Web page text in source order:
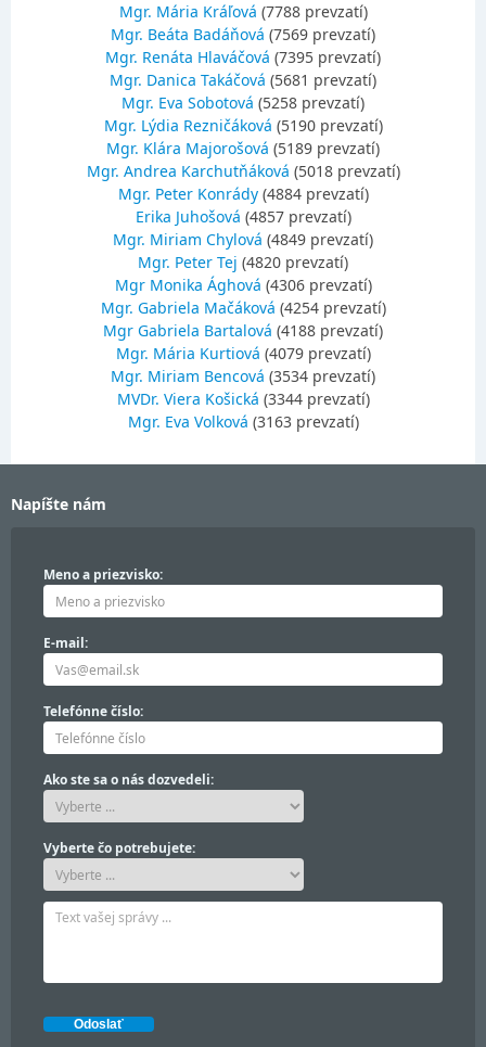
Mgr. Mária Kráľová (7788 prevzatí)
Mgr. Beáta Badáňová (7569 prevzatí)
Mgr. Renáta Hlaváčová (7395 prevzatí)
Mgr. Danica Takáčová (5681 prevzatí)
Mgr. Eva Sobotová (5258 prevzatí)
Mgr. Lýdia Rezničáková (5190 prevzatí)
Mgr. Klára Majorošová (5189 prevzatí)
Mgr. Andrea Karchutňáková (5018 prevzatí)
Mgr. Peter Konrády(4884 prevzatí)
Erika Juhošová (4857 prevzatí)
Mgr. Miriam Chylová (4849 prevzatí)
Mgr. Peter Tej (4820 prevzatí)
Mgr Monika Ághová (4306 prevzatí)
Mgr. Gabriela Mačáková (4254 prevzatí)
Mgr Gabriela Bartalová (4188 prevzatí)
Mgr. Mária Kurtiová (4079 prevzatí)
Mgr. Miriam Bencová (3534 prevzatí)
MVDr. Viera Košická (3344 prevzatí)
Mgr. Eva Volková (3163 prevzatí)
Napíšte nám
Meno a priezvisko:
E-mail:
Telefónne číslo:
Ako ste sa o nás dozvedeli:
Vyberte čo potrebujete: